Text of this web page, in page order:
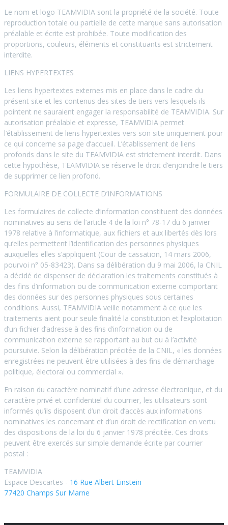
Le nom et logo TEAMVIDIA sont la propriété de la société. Toute
reproduction totale ou partielle de cette marque sans autorisation
préalable et écrite est prohibée. Toute modification des
proportions, couleurs, éléments et constituants est strictement
interdite.
LIENS HYPERTEXTES
Les liens hypertextes externes mis en place dans le cadre du
présent site et les contenus des sites de tiers vers lesquels ils
pointent ne sauraient engager la responsabilité de TEAMVIDIA. Sur
autorisation préalable et expresse, TEAMVIDIA permet
l’établissement de liens hypertextes vers son site uniquement pour
ce qui concerne sa page d’accueil. L’établissement de liens
profonds dans le site du TEAMVIDIA est strictement interdit. Dans
cette hypothèse, TEAMVIDIA se réserve le droit d’enjoindre le tiers
de supprimer ce lien profond.
FORMULAIRE DE COLLECTE D’INFORMATIONS
Les formulaires de collecte d’information constituent des données
nominatives au sens de l’article 4 de la loi n° 78-17 du 6 janvier
1978 relative à l’informatique, aux fichiers et aux libertés dès lors
qu’elles permettent l’identification des personnes physiques
auxquelles elles s’appliquent (Cour de cassation, 14 mars 2006,
pourvoi n° 05-83423). Dans sa délibération du 9 mai 2006, la CNIL
a décidé de dispenser de déclaration les traitements constitués à
des fins d’information ou de communication externe comportant
des données sur des personnes physiques sous certaines
conditions. Aussi, TEAMVIDIA veille notamment à ce que les
traitements aient pour seule finalité la constitution et l’exploitation
d’un fichier d’adresse à des fins d’information ou de
communication externe se rapportant au but ou à l’activité
poursuivie. Selon la délibération précitée de la CNIL, « les données
enregistrées ne peuvent être utilisées à des fins de démarchage
politique, électoral ou commercial ».
En raison du caractère nominatif d’une adresse électronique, et du
caractère privé et confidentiel du courrier, les utilisateurs sont
informés qu’ils disposent d’un droit d’accès aux informations
nominatives les concernant et d’un droit de rectification en vertu
des dispositions de la loi du 6 janvier 1978 précitée. Ces droits
peuvent être exercés sur simple demande écrite par courrier
postal :
TEAMVIDIA
Espace Descartes - 16 Rue Albert Einstein
77420 Champs Sur Marne